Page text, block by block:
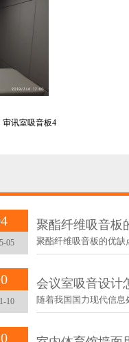
审讯室吸音板4
05
聚酯纤维吸音板
聚酯纤维吸音板的优缺
10
会议室吸音设计
随着我国国力现代信息